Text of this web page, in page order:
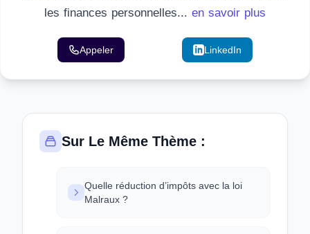
les finances personnelles... en savoir plus
Appeler LinkedIn
Sur Le Même Thème :
Quelle réduction d’impôts avec la loi
Malraux ?